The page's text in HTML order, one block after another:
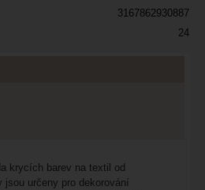
3167862930887
24
krycích barev na textil od
jsou určeny pro dekorování